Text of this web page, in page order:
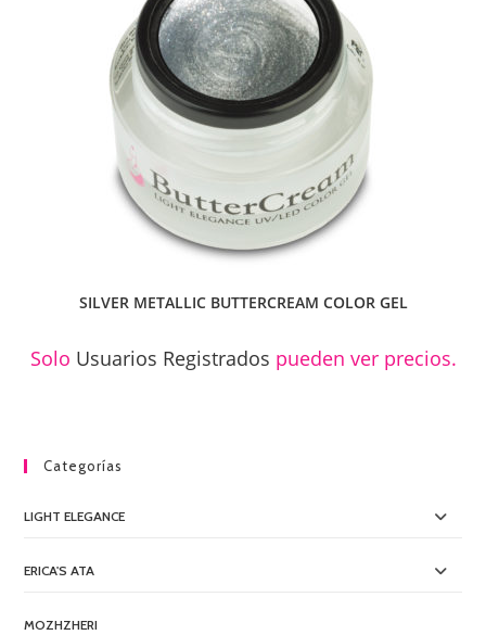
SILVER METALLIC BUTTERCREAM COLOR GEL
Solo Usuarios Registrados pueden ver precios.
Categorías
LIGHT ELEGANCE
ERICA'S ATA
MOZHZHERI